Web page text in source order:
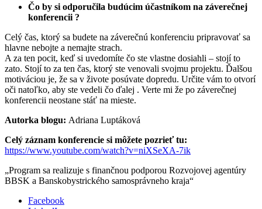
Čo by si odporučila budúcim účastníkom na záverečnej
konferencii ?
Celý čas, ktorý sa budete na záverečnú konferenciu pripravovať sa
hlavne nebojte a nemajte strach.
A za ten pocit, keď si uvedomíte čo ste vlastne dosiahli – stojí to
zato. Stojí to za ten čas, ktorý ste venovali svojmu projektu. Ďalšou
motiváciou je, že sa v živote posúvate dopredu. Určite vám to otvorí
oči natoľko, aby ste vedeli čo ďalej . Verte mi že po záverečnej
konferencii neostane stáť na mieste.
Autorka blogu: Adriana Luptáková
Celý záznam konferencie si môžete pozrieť tu:
https://www.youtube.com/watch?v=niXSeXA-7ik
„Program sa realizuje s finančnou podporou Rozvojovej agentúry
BBSK a Banskobystrického samosprávneho kraja“
Facebook